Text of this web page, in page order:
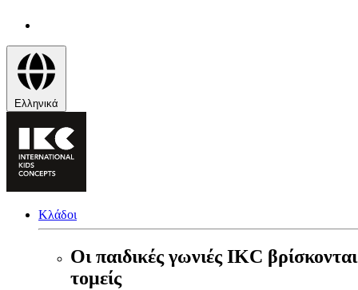
Ελληνικά
Κλάδοι
Οι παιδικές γωνιές IKC
τομείς